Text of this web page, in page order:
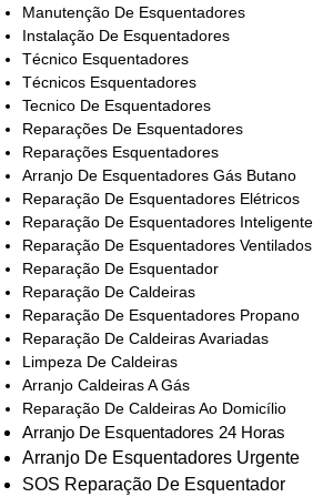
Manutenção De Esquentadores
Instalação De Esquentadores
Técnico Esquentadores
Técnicos Esquentadores
Tecnico De Esquentadores
Reparações De Esquentadores
Reparações Esquentadores
Arranjo De Esquentadores Gás Butano
Reparação De Esquentadores Elétricos
Reparação De Esquentadores
Reparação De Esquentadores Ventilados
Reparação De Esquentador
Reparação De Caldeiras
Reparação De Esquentadores Propano
Reparação De Caldeiras Avariadas
Limpeza De Caldeiras
Arranjo Caldeiras A Gás
Reparação De Caldeiras Ao Domicílio
Arranjo De Esquentadores 24 Horas
Arranjo De Esquentadores Urgente
SOS Reparação De Esquentador